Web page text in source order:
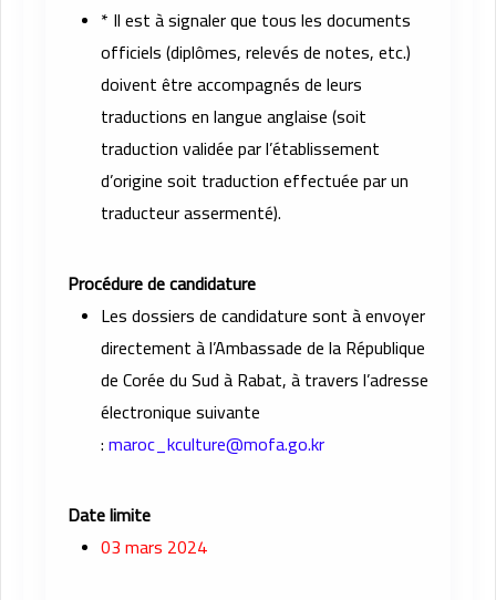
* Il est à signaler que tous les documents
officiels (diplômes, relevés de notes, etc.)
doivent être accompagnés de leurs
traductions en langue anglaise (soit
traduction validée par l’établissement
d’origine soit traduction effectuée par un
traducteur assermenté).
Procédure de candidature
Les dossiers de candidature sont à envoyer
directement à l’Ambassade de la République
de Corée du Sud à Rabat, à travers l’adresse
électronique suivante
:maroc_kculture@mofa.go.kr
Date limite
03 mars 2024